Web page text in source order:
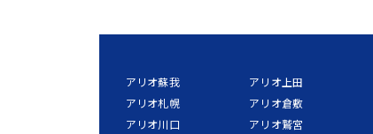
アリオ蘇我
アリオ札幌
アリオ川口
アリオ上田
アリオ倉敷
アリオ鷲宮